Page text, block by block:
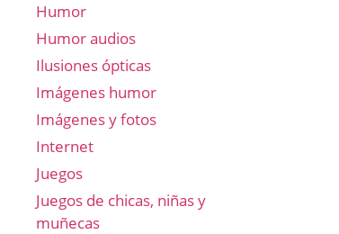
Humor
Humor audios
Ilusiones ópticas
Imágenes humor
Imágenes y fotos
Internet
Juegos
Juegos de chicas, niñas y
muñecas